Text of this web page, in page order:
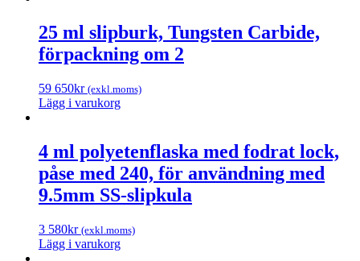
25 ml slipburk, Tungsten Carbide,
förpackning om 2
59 650kr (exkl.moms)
Lägg i varukorg
4 ml polyetenflaska med fodrat lock,
påse med 240, för användning med
9.5mm SS-slipkula
3 580kr (exkl.moms)
Lägg i varukorg